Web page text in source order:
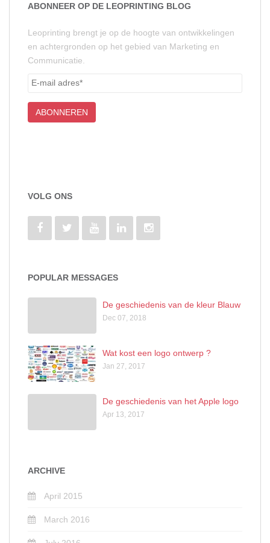
ABONNEER OP DE LEOPRINTING BLOG
Leoprinting brengt je op de hoogte van ontwikkelingen
en achtergronden op het gebied van Marketing en
Communicatie.
VOLG ONS
POPULAR MESSAGES
De geschiedenis van de kleur Blauw
Dec 07, 2018
Wat kost een logo ontwerp ?
Jan 27, 2017
De geschiedenis van het Apple logo
Apr 13, 2017
ARCHIVE
April 2015
March 2016